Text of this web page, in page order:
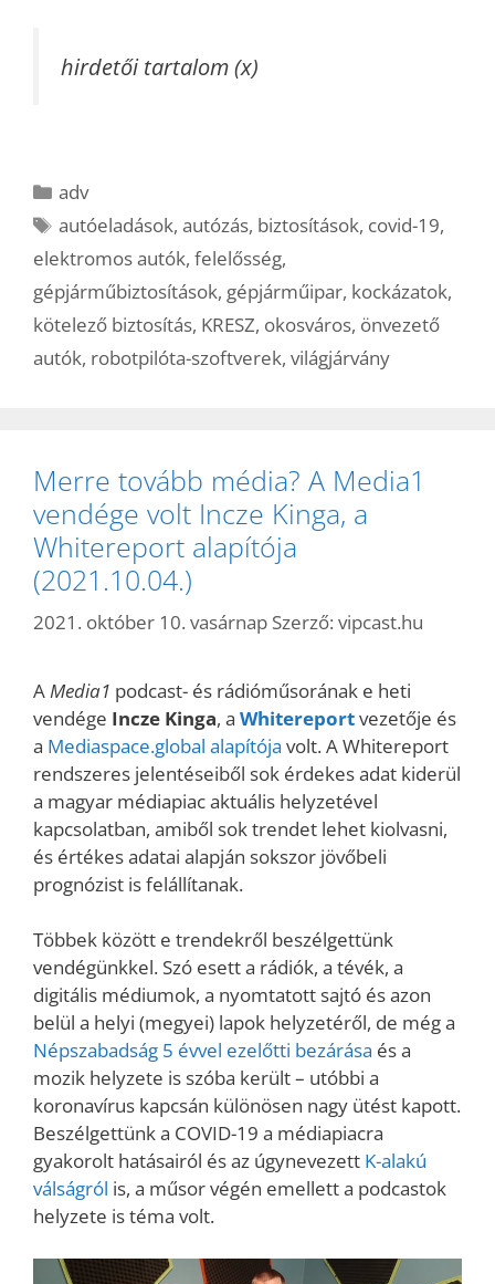
hirdetői tartalom (x)
Kategória
adv
Címkék
autóeladások,autózás, biztosítások, covid-19,
elektromos autók, felelősség,
gépjárműbiztosítások, gépjárműipar, kockázatok,
kötelező biztosítás, KRESZ, okosváros, önvezető
autók, robotpilóta-szoftverek, világjárvány
Merre tovább média? A Media1
vendége volt Incze Kinga, a
Whitereport alapítója
(2021.10.04.)
2021. október 10. vasárnap Szerző: vipcast.hu
AMedia1 podcast- és rádióműsorának e heti
vendége Incze Kinga, a Whitereportvezetője és
a Mediaspace.global alapítója volt. A Whitereport
rendszeres jelentéseiből sok érdekes adat kiderül
a magyar médiapiac aktuális helyzetével
kapcsolatban, amiből sok trendet lehet kiolvasni,
és értékes adatai alapján sokszor jövőbeli
prognózist is felállítanak.
Többek között e trendekről beszélgettünk
vendégünkkel. Szó esett a rádiók, a tévék, a
digitális médiumok, a nyomtatott sajtó és azon
belül a helyi (megyei) lapok helyzetéről, de még a
Népszabadság 5 évvel ezelőtti bezárása és a
mozik helyzete is szóba került – utóbbi a
koronavírus kapcsán különösen nagy ütést kapott.
Beszélgettünk a COVID-19 a médiapiacra
gyakorolt hatásairól és az úgynevezett K-alakú
válságról is, a műsor végén emellett a podcastok
helyzete is téma volt.